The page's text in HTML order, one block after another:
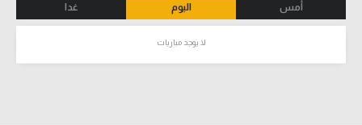
أمس اليوم غدا
لا يوجد مباريات